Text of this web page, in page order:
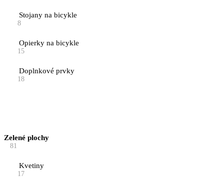
Stojany na bicykle
8
Opierky na bicykle
15
Doplnkové prvky
18
Zelené plochy
81
Kvetiny
17